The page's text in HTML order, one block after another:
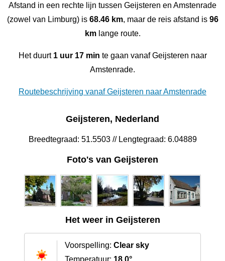
Afstand in een rechte lijn tussen Geijsteren en Amstenrade
(zowel van Limburg) is 68.46 km, maar de reis afstand is 96
kmlange route.
Het duurt 1 uur 17 min te gaan vanaf Geijsteren naar
Amstenrade.
Routebeschrijving vanaf Geijsteren naar Amstenrade
Geijsteren, Nederland
Breedtegraad: 51.5503 // Lengtegraad: 6.04889
Foto's van Geijsteren
Het weer in Geijsteren
Voorspelling: Clear sky